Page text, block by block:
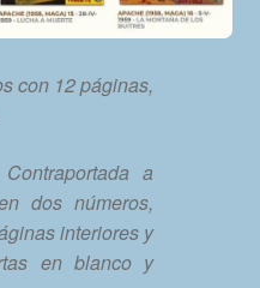
con 12 páginas,
a
dos números,
interiores y
en blanco y